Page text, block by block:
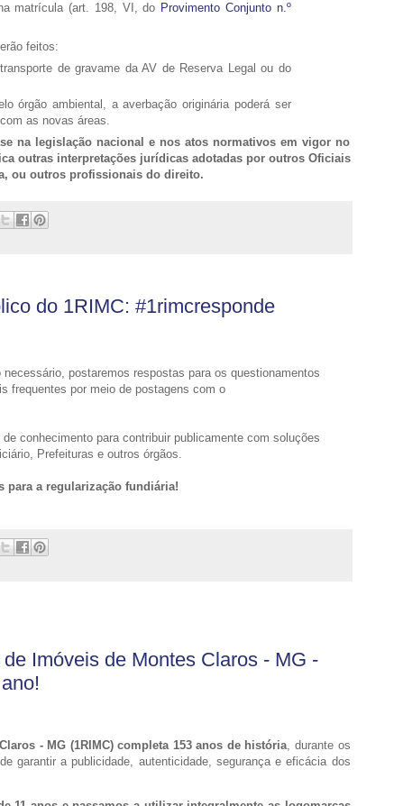
matrícula (art. 198, VI, do Provimento Conjunto n.º
feitos:
de gravame da AV de Reserva Legal ou do
órgão ambiental, a averbação originária poderá ser
as novas áreas.
na legislação nacional e nos atos normativos em vigor no
outras interpretações jurídicas adotadas por outros Oficiais
ou outros profissionais do direito.
do 1RIMC: #1rimcresponde
postaremos respostas para os questionamentos
frequentes por meio de postagens com o
conhecimento para contribuir publicamente com soluções
Prefeituras e outros órgãos.
para a regularização fundiária!
Imóveis de Montes Claros - MG -
- MG (1RIMC) completa 153 anos de história, durante os
garantir a publicidade, autenticidade, segurança e eficácia dos